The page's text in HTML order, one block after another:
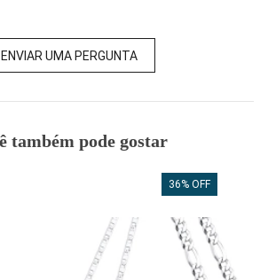
ENVIAR UMA PERGUNTA
também pode gostar
36% OFF